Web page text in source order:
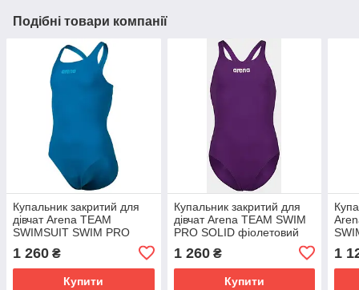
Подібні товари компанії
Купальник закритий для
дівчат Arena TEAM
SWIMSUIT SWIM PRO
128см
1 260 ₴
Купити
Купальник закритий для
дівчат Arena TEAM SWIM
PRO SOLID фіолетовий
1 260₴
Купити
1